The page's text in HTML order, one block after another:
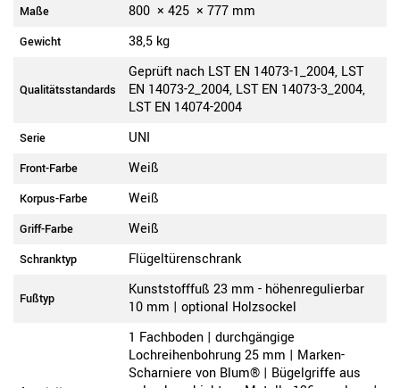
Maße 800 × 425 × 777 mm
Gewicht 38,5 kg
Qualitätsstandards
Geprüft nach LST EN 14073-1_2004, LST
EN 14073-2_2004, LST EN 14073-3_2004,
LST EN 14074-2004
Serie UNI
Front-Farbe Weiß
Korpus-Farbe Weiß
Griff-Farbe Weiß
Schranktyp Flügeltürenschrank
Fußtyp
Kunststofffuß 23 mm - höhenregulierbar
10 mm | optional Holzsockel
1 Fachboden | durchgängige
Lochreihenbohrung 25 mm | Marken-
Scharniere von Blum® | Bügelgriffe aus